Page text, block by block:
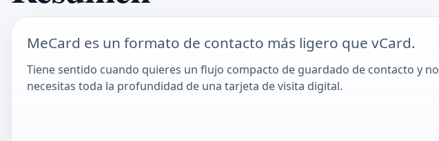
MeCard es un formato de contacto más ligero que vCard.
Tiene sentido cuando quieres un flujo compacto de guardado de contacto y no
necesitas toda la profundidad de una tarjeta de visita digital.